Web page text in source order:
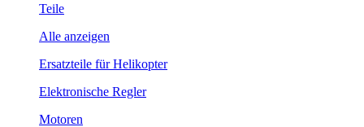
Teile
Alle anzeigen
Ersatzteile für Helikopter
Elektronische Regler
Motoren